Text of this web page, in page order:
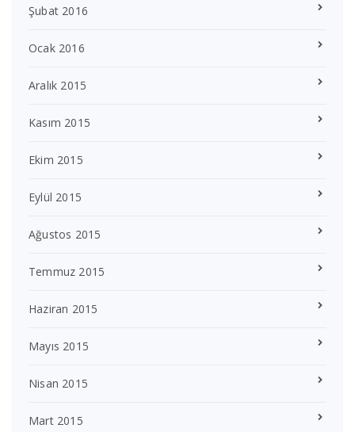
Şubat 2016
Ocak 2016
Aralık 2015
Kasım 2015
Ekim 2015
Eylül 2015
Ağustos 2015
Temmuz 2015
Haziran 2015
Mayıs 2015
Nisan 2015
Mart 2015